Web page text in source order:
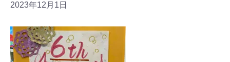
2023年12月1日